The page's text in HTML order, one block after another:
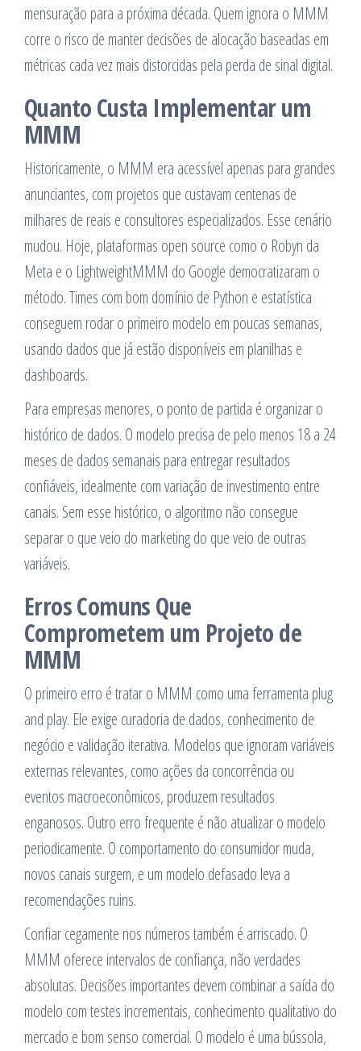
mensuração para a próxima década. Quem ignora o MMM
corre o risco de manter decisões de alocação baseadas em
métricas cada vez mais distorcidas pela perda de sinal digital.
Quanto Custa Implementar um
MMM
Historicamente, o MMM era acessível apenas para grandes
anunciantes, com projetos que custavam centenas de
milhares de reais e consultores especializados. Esse cenário
mudou. Hoje, plataformas open source como o Robyn da
Meta e o LightweightMMM do Google democratizaram o
método. Times com bom domínio de Python e estatística
conseguem rodar o primeiro modelo em poucas semanas,
usando dados que já estão disponíveis em planilhas e
dashboards.
Para empresas menores, o ponto de partida é organizar o
histórico de dados. O modelo precisa de pelo menos 18 a 24
meses de dados semanais para entregar resultados
confiáveis, idealmente com variação de investimento entre
canais. Sem esse histórico, o algoritmo não consegue
separar o que veio do marketing do que veio de outras
variáveis.
Erros Comuns Que
Comprometem um Projeto de
MMM
O primeiro erro é tratar o MMM como uma ferramenta plug
and play. Ele exige curadoria de dados, conhecimento de
negócio e validação iterativa. Modelos que ignoram variáveis
externas relevantes, como ações da concorrência ou
eventos macroeconômicos, produzem resultados
enganosos. Outro erro frequente é não atualizar o modelo
periodicamente. O comportamento do consumidor muda,
novos canais surgem, e um modelo defasado leva a
recomendações ruins.
Confiar cegamente nos números também é arriscado. O
MMM oferece intervalos de confiança, não verdades
absolutas. Decisões importantes devem combinar a saída do
modelo com testes incrementais, conhecimento qualitativo do
mercado e bom senso comercial. O modelo é uma bússola,